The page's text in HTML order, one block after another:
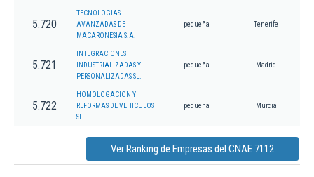
5.720
TECNOLOGIAS
AVANZADAS DE
MACARONESIA S.A.
pequeña Tenerife
5.721
INTEGRACIONES
INDUSTRIALIZADAS Y
PERSONALIZADAS SL.
pequeña Madrid
5.722
HOMOLOGACION Y
REFORMAS DE VEHICULOS
SL.
pequeña Murcia
Ver Ranking de Empresas del CNAE 7112